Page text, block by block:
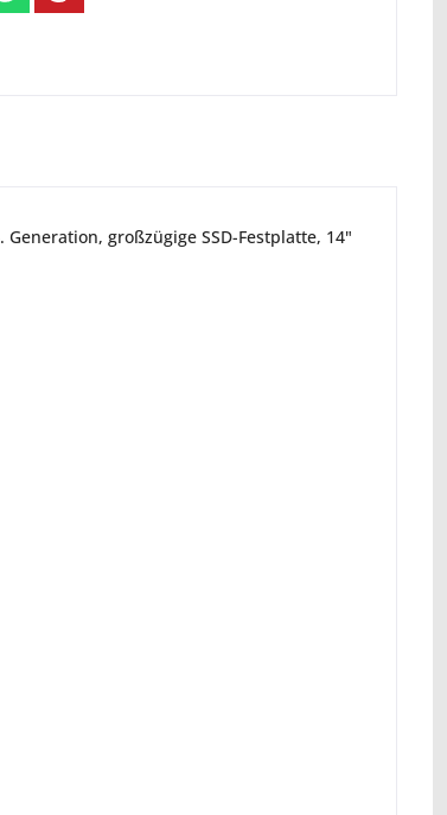
großzügige SSD-Festplatte, 14"